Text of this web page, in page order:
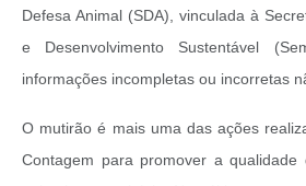
Defesa Animal (SDA), vinculada à
e Desenvolvimento Sustentável
informações incompletas ou incorretas
O mutirão é mais uma das ações
Contagem para promover a